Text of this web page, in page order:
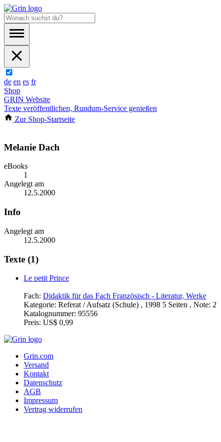
de en es fr
Shop
GRIN Website
Texte veröffentlichen, Rundum-Service genießen
Zur Shop-Startseite
Melanie Dach
eBooks
1
Angelegt am
12.5.2000
Info
Angelegt am
12.5.2000
Texte (1)
Le petit Prince
Fach: Didaktik für das Fach Französisch - Literatur, Werke
Kategorie: Referat / Aufsatz (Schule) , 1998 5 Seiten , Note: 2
Katalognummer: 95556
Preis: US$ 0,99
Grin.com
Versand
Kontakt
Datenschutz
AGB
Impressum
Vertrag widerrufen